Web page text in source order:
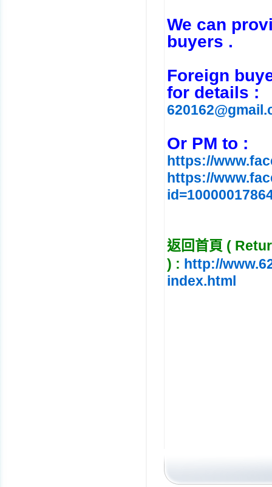
We can
buyers .
Foreign
for details :
Or PM to :
https://
https://
返回首頁 (
) : http://
index.html